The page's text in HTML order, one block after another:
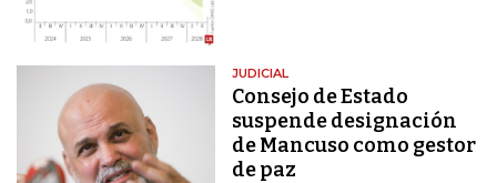
JUDICIAL
Consejo de Estado
suspende designación
de Mancuso como gestor
de paz